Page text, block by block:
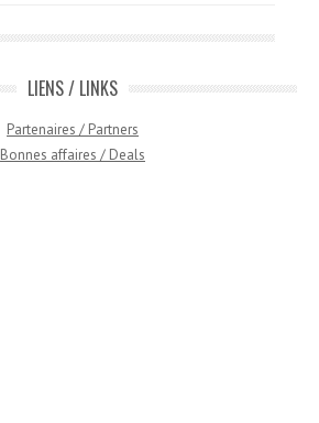
LIENS / LINKS
Partenaires / Partners
Bonnes affaires / Deals